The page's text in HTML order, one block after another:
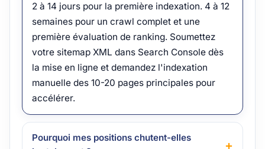
2 à 14 jours pour la première indexation. 4 à 12
semaines pour un crawl complet et une
première évaluation de ranking. Soumettez
votre sitemap XML dans Search Console dès
la mise en ligne et demandez l'indexation
manuelle des 10-20 pages principales pour
accélérer.
Pourquoi mes positions chutent-elles